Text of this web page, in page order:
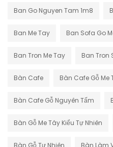
Ban Go Nguyen Tam 1m8
Ban Me Tay Ban Sofa Go
Ban Tron Me Tay Ban Tron
Bàn Cafe Bàn Cafe Gỗ Me
Bàn Cafe Gỗ Nguyên Tấm
Bàn Gỗ Me Tây Kiểu Tự Nhiên